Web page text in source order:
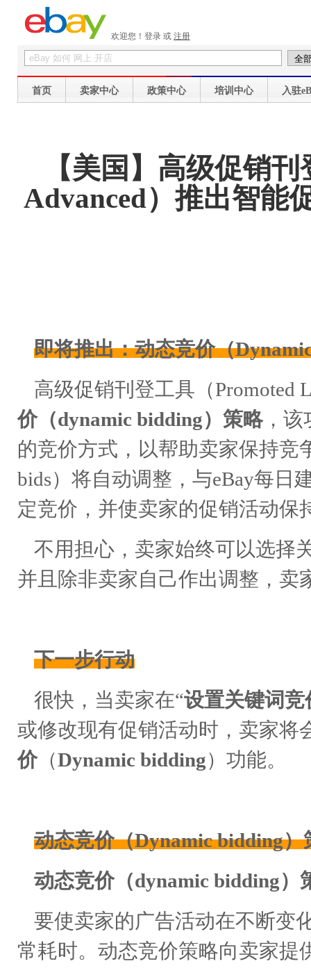
欢迎您！ 登录 或 注册
首页 卖家中心 政策中心 培训中心 入驻
【美国】高级促销
Advanced）推出智能
即将推出：动态竞价（
高级促销刊登工具（Promoted
价（dynamic bidding）策略，该
的竞价方式，以帮助卖家保持竞
bids）将自动调整，与eBay每日
定竞价，并使卖家的促销活动保
不用担心，卖家始终可以选择
并且除非卖家自己作出调整，卖
下一步行动
很快，当卖家在“设置关键词竞
或修改现有促销活动时，卖家将
价（Dynamic bidding）功能。
动态竞价（Dynamic bidding）
动态竞价（dynamic bidding）
要使卖家的广告活动在不断变
常耗时。动态竞价策略向卖家提